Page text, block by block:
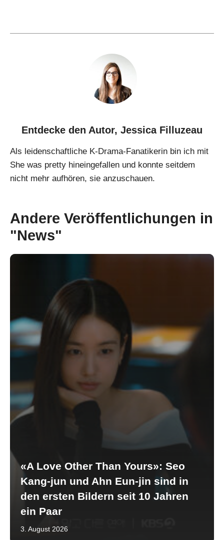
Entdecke den Autor, Jessica Filluzeau
Als leidenschaftliche K-Drama-Fanatikerin bin ich mit
She was pretty hineingefallen und konnte seitdem
nicht mehr aufhören, sie anzuschauen.
Andere Veröffentlichungen in
"News"
«A Love Other Than Yours»: Seo
Kang-jun und Ahn Eun-jin sind in
den ersten Bildern seit 10 Jahren
ein Paar
3. August 2026